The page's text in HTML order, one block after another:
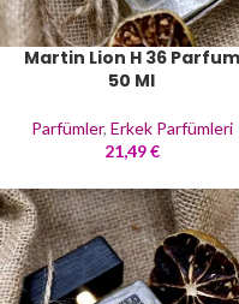
Martin Lion H 36 Parfum
50 Ml
Parfümler, Erkek Parfümleri
21,49€